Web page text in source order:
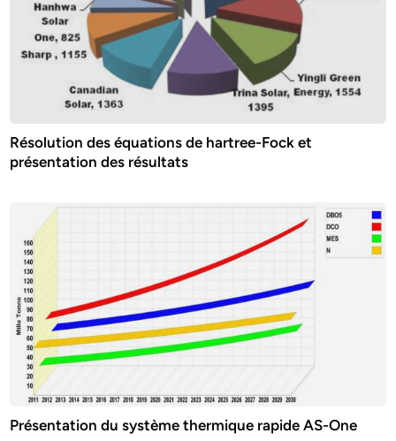
Résolution des équations de hartree-Fock et
présentation des résultats
Présentation du système thermique rapide AS-One